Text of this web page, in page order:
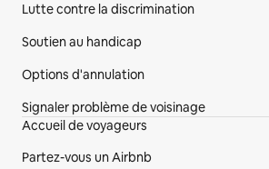
Lutte contre la discrimination
Soutien au handicap
Options d'annulation
Signaler problème de voisinage
Accueil de voyageurs
Partez-vous un Airbnb